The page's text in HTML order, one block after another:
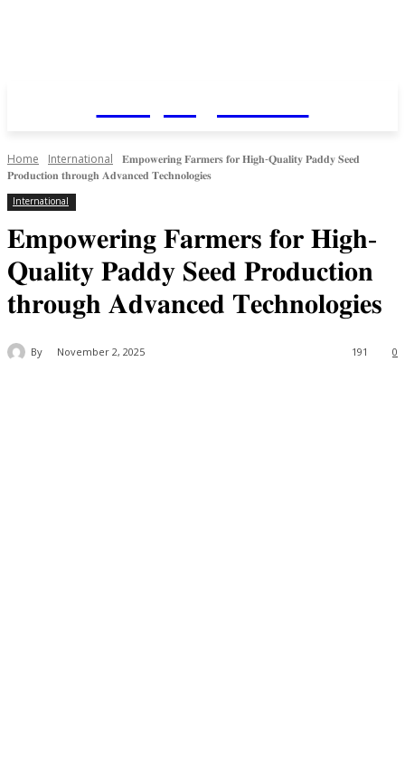
Home International
𝐄𝐦𝐩𝐨𝐰𝐞𝐫𝐢𝐧𝐠 𝐅𝐚𝐫𝐦𝐞𝐫𝐬 𝐟𝐨𝐫 𝐇𝐢𝐠𝐡-𝐐𝐮𝐚𝐥𝐢𝐭𝐲 𝐏𝐚𝐝𝐝𝐲 𝐒𝐞𝐞𝐝
𝐏𝐫𝐨𝐝𝐮𝐜𝐭𝐢𝐨𝐧 𝐭𝐡𝐫𝐨𝐮𝐠𝐡 𝐀𝐝𝐯𝐚𝐧𝐜𝐞𝐝 𝐓𝐞𝐜𝐡𝐧𝐨𝐥𝐨𝐠𝐢𝐞𝐬
International
𝐄𝐦𝐩𝐨𝐰𝐞𝐫𝐢𝐧𝐠 𝐅𝐚𝐫𝐦𝐞𝐫𝐬 𝐟𝐨𝐫 𝐇𝐢𝐠𝐡-
𝐐𝐮𝐚𝐥𝐢𝐭𝐲 𝐏𝐚𝐝𝐝𝐲 𝐒𝐞𝐞𝐝 𝐏𝐫𝐨𝐝𝐮𝐜𝐭𝐢𝐨𝐧
𝐭𝐡𝐫𝐨𝐮𝐠𝐡 𝐀𝐝𝐯𝐚𝐧𝐜𝐞𝐝 𝐓𝐞𝐜𝐡𝐧𝐨𝐥𝐨𝐠𝐢𝐞𝐬
By November 2, 2025 0
191